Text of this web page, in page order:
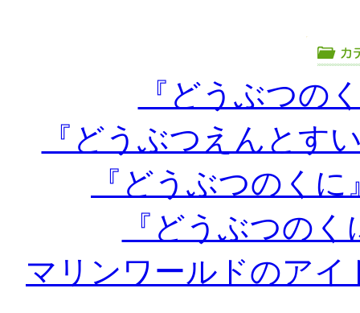
『どうぶつの
『どうぶつえんとす
『どうぶつのく
『どうぶつの
マリンワールドのアイ